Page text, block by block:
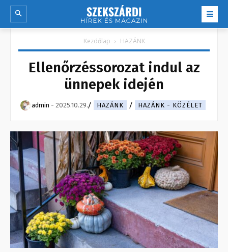
Kezdőlap HAZÁNK
Ellenőrzéssorozat indul az
ünnepek idején
admin - 2025.10.29. HAZÁNK HAZÁNK - KÖZÉLET